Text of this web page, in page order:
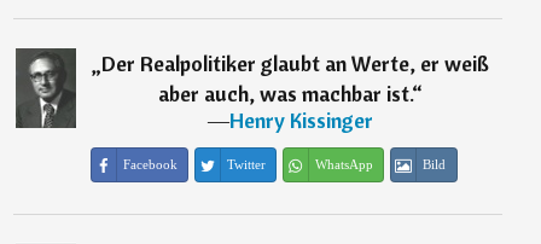
„Der Realpolitiker glaubt an Werte, er weiß
aber auch, was machbar ist.“
―Henry Kissinger
Facebook Twitter WhatsApp Bild